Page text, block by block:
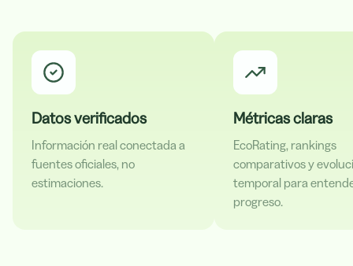
Datos verificados
Información real conectada a
fuentes oficiales, no
estimaciones.
Métricas claras
EcoRating, rankings
comparativos y
temporal para
progreso.